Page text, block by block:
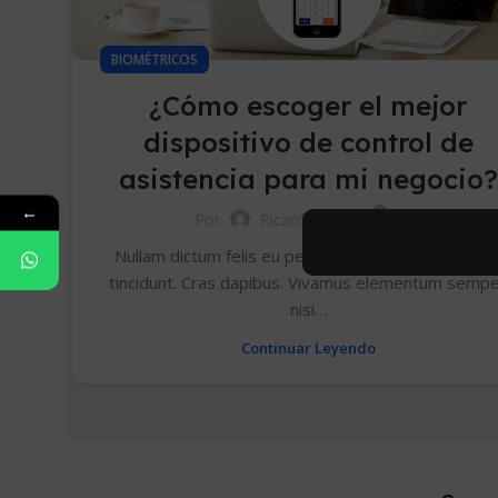
BIOMÉTRICOS
¿Cómo escoger el mejor
dispositivo de control de
asistencia para mi negocio?
Ricardo1186 0
Nullam dictum felis eu pede mollis pretium.
tincidunt. Cras dapibus. Vivamus elementum
nisi…
Continuar Leyendo
←